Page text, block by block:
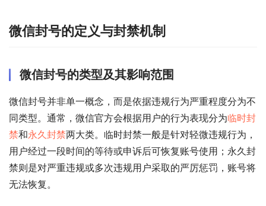
微信封号的定义与封禁机制
微信封号的类型及其影响范围
微信封号并非单一概念，而是依据违规行为严重程度分为不
同类型。通常，微信官方会根据用户的行为表现分为临时封
禁和永久封禁两大类。临时封禁一般是针对轻微违规行为，
用户经过一段时间的等待或申诉后可恢复账号使用；永久封
禁则是对严重违规或多次违规用户采取的严厉惩罚，账号将
无法恢复。